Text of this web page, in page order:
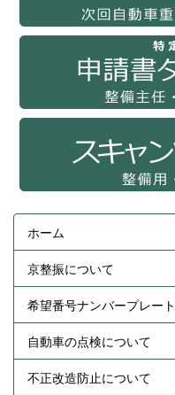
ホーム
京整振について
希望番号ナンバープレート
自動車の点検について
不正改造防止について